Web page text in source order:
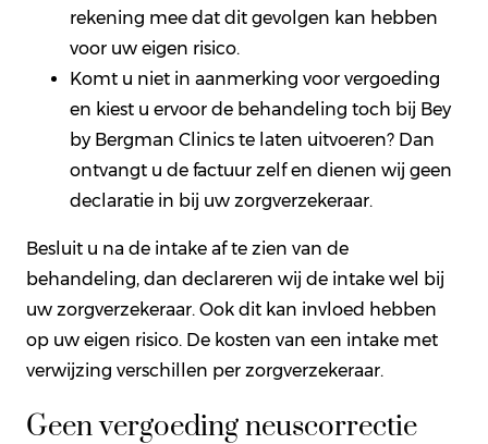
rekening mee dat dit gevolgen kan hebben
voor uw eigen risico.
Komt u niet in aanmerking voor vergoeding
en kiest u ervoor de behandeling toch bij Bey
by Bergman Clinics te laten uitvoeren? Dan
ontvangt u de factuur zelf en dienen wij geen
declaratie in bij uw zorgverzekeraar.
Besluit u na de intake af te zien van de
behandeling, dan declareren wij de intake wel bij
uw zorgverzekeraar. Ook dit kan invloed hebben
op uw eigen risico. De kosten van een intake met
verwijzing verschillen per zorgverzekeraar.
Geen vergoeding neuscorrectie